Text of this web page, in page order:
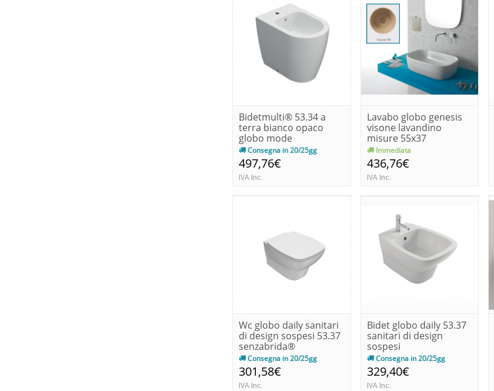
Bidetmulti® 53.34 a
terra bianco opaco
globo mode
Consegna in 20/25gg
497,76€
IVA Inc.
Lavabo globo genesis
visone lavandino
misure 55x37
Immediata
436,76€
IVA Inc.
Wc globo daily sanitari
di design sospesi 53.37
senzabrida®
Consegna in 20/25gg
301,58€
IVA Inc.
Bidet globo daily 53.37
sanitari di design
sospesi
Consegna in 20/25gg
329,40€
IVA Inc.